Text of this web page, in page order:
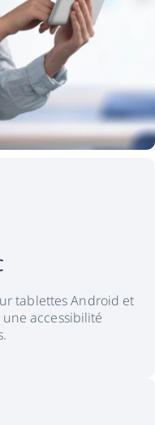
tablettes Android et
accessibilité